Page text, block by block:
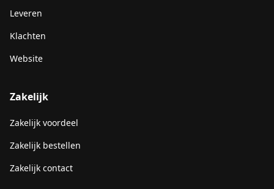
Leveren
Klachten
Website
Zakelijk
Zakelijk voordeel
Zakelijk bestellen
Zakelijk contact